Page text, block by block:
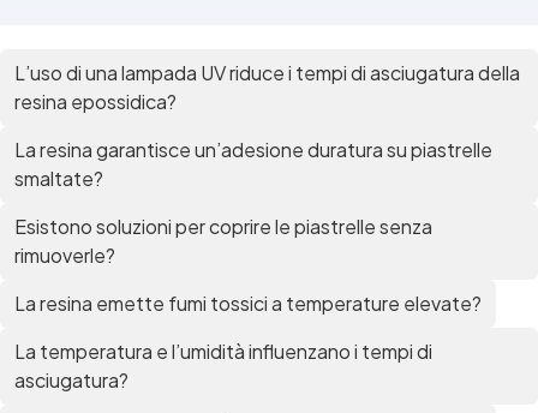
L’uso di una lampada UV riduce i tempi di asciugatura della
resina epossidica?
La resina garantisce un’adesione duratura su piastrelle
smaltate?
Esistono soluzioni per coprire le piastrelle senza
rimuoverle?
La resina emette fumi tossici a temperature elevate?
La temperatura e l’umidità influenzano i tempi di
asciugatura?